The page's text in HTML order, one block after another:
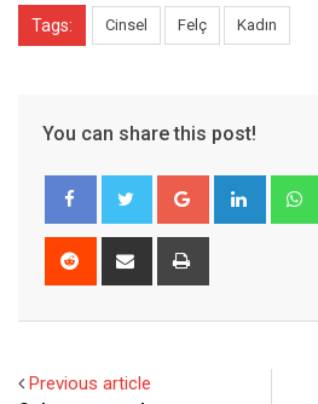
Tags: Cinsel Felç Kadın
You can share this post!
Google+ LinkedIn
Reddit
Share
Previous article